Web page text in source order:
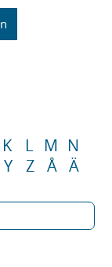
K L M N
Y Z Å Ä